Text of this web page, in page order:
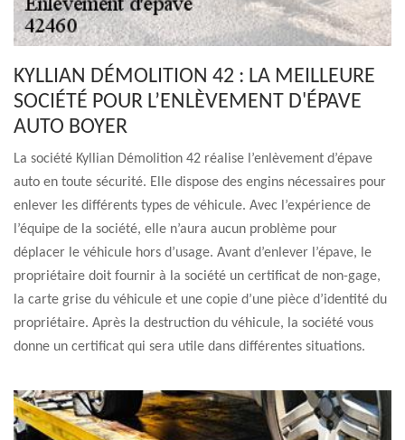
KYLLIAN DÉMOLITION 42 : LA MEILLEURE
SOCIÉTÉ POUR L’ENLÈVEMENT D'ÉPAVE
AUTO BOYER
La société Kyllian Démolition 42 réalise l’enlèvement d’épave
auto en toute sécurité. Elle dispose des engins nécessaires pour
enlever les différents types de véhicule. Avec l’expérience de
l’équipe de la société, elle n’aura aucun problème pour
déplacer le véhicule hors d’usage. Avant d’enlever l’épave, le
propriétaire doit fournir à la société un certificat de non-gage,
la carte grise du véhicule et une copie d’une pièce d’identité du
propriétaire. Après la destruction du véhicule, la société vous
donne un certificat qui sera utile dans différentes situations.